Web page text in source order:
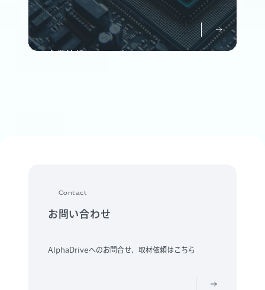
Contact
お問い合わせ
AlphaDriveへのお問合せ、取材依頼はこちら